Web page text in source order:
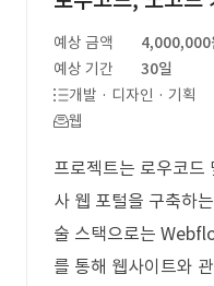
예상 금액
4,000,000
예상 기간
30일
개발 · 디자인 · 기획
웹
프로젝트는 로우코드
사 웹 포털을 구축하
술 스택으로는
를 통해 웹사이트와